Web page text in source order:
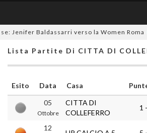
Baldassarri verso la Women Roma
Lista Partite Di CITTA DI
Esito Data Casa
05
Ottobre
CITTA DI
COLLEFERRO
1
12